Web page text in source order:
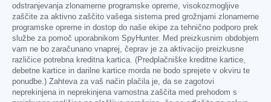
odstranjevanja zlonamerne programske opreme, visokozmogljive
zaščite za aktivno zaščito vašega sistema pred grožnjami zlonamerne
programske opreme in dostop do naše ekipe za tehnično podporo prek
službe za pomoč uporabnikom SpyHunter. Med preizkusnim obdobjem
vam ne bo zaračunano vnaprej, čeprav je za aktivacijo preizkusne
različice potrebna kreditna kartica. (Predplačniške kreditne kartice,
debetne kartice in darilne kartice morda ne bodo sprejete v okviru te
ponudbe.) Zahteva za vaš način plačila je, da se zagotovi
neprekinjena in neprekinjena varnostna zaščita med prehodom s